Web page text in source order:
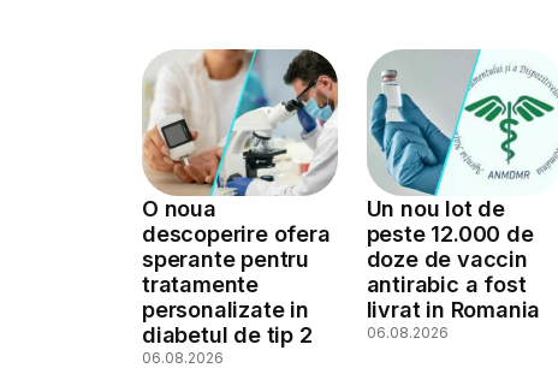
O noua
descoperire ofera
sperante pentru
tratamente
personalizate in
diabetul de tip 2
06.08.2026
Un nou lot de
peste 12.000 de
doze de vaccin
antirabic a fost
livrat in Romania
06.08.2026